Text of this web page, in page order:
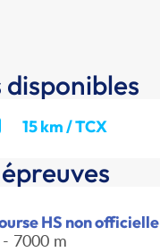
disponibles
15 km / TCX
HS non officielle
7000 m